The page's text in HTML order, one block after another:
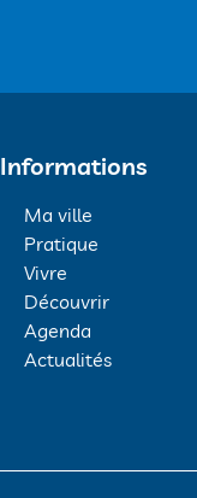
Informations
Ma ville
Pratique
Vivre
Découvrir
Agenda
Actualités